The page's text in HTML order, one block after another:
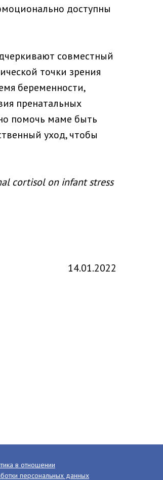
доступны
совместный
точки зрения
беременности,
пренатальных
помочь маме быть
уход, чтобы
cortisol on infant stress
14.01.2022
в отношении
персональных данных